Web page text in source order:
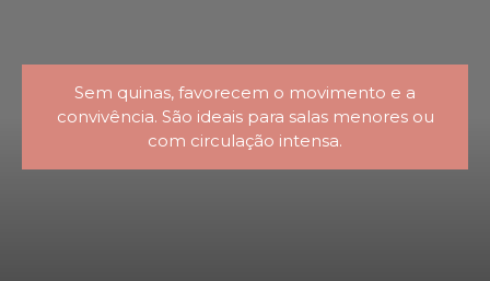
Sem quinas, favorecem o movimento e a
convivência. São ideais para salas menores ou
com circulação intensa.